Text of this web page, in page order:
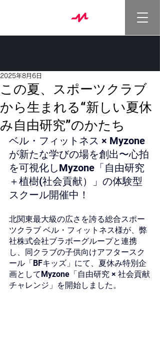
この夏、スポーツクラブ
から生まれる“新しい夏休
み自由研究”のかたち
2025年8月6日
ベル・フィットネス × Myzone
が新たな学びの場を創出〜心拍
を可視化しMyzone「自由研究
＋植樹(社会貢献）」の体験型
スクール開催中！
北関東最大級の広さを誇る総合スポー
ツクラブ ベル・フィットネス様が、弊
社株式会社ブラボーグループと連携
し、同クラブの子供向けアフタースク
ール「BFキッズ」にて、夏休み特別企
画としてMyzone「自由研究 × 社会貢献
チャレンジ」を開始しました。